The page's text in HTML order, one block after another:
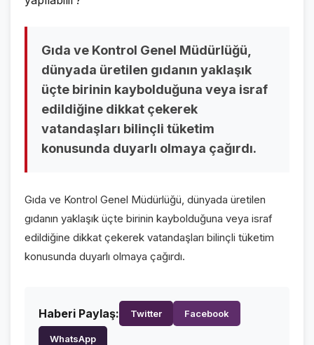
NÖBETÇİ ECZANELER
SON DAKİKA
VİDEO GALERİ
FOTO GALERİ
GALERİLER
FOTO GALERİ
HAKKIMIZDA
KÜNYE
Gıda ve Kontrol Genel Müdürlüğü,
dünyada üretilen gıdanın yaklaşık
üçte birinin kaybolduğuna veya israf
edildiğine dikkat çekerek
vatandaşları bilinçli tüketim
konusunda duyarlı olmaya çağırdı.
Gıda ve Kontrol Genel Müdürlüğü, dünyada üretilen
gıdanın yaklaşık üçte birinin kaybolduğuna veya israf
edildiğine dikkat çekerek vatandaşları bilinçli tüketim
konusunda duyarlı olmaya çağırdı.
Haberi Paylaş: Twitter Facebook
WhatsApp